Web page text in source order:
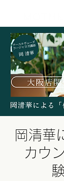
岡清華
カウ